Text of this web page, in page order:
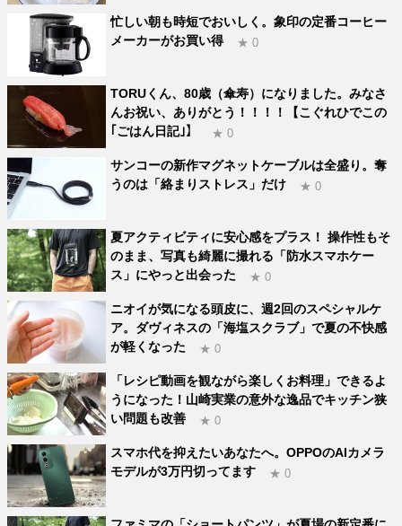
忙しい朝も時短でおいしく。象印の定番コーヒー
メーカーがお買い得
★ 0
TORUくん、80歳（傘寿）になりました。みなさ
んお祝い、ありがとう！！！！【こぐれひでこの
｢ごはん日記｣】
★ 0
サンコーの新作マグネットケーブルは全盛り。奪
うのは「絡まりストレス」だけ
★ 0
夏アクティビティに安心感をプラス！ 操作性もそ
のまま、写真も綺麗に撮れる「防水スマホケー
ス」にやっと出会った
★ 0
ニオイが気になる頭皮に、週2回のスペシャルケ
ア。ダヴィネスの「海塩スクラブ」で夏の不快感
が軽くなった
★ 0
「レシピ動画を観ながら楽しくお料理」できるよ
うになった！山崎実業の意外な逸品でキッチン狭
い問題も改善
★ 0
スマホ代を抑えたいあなたへ。OPPOのAIカメラ
モデルが3万円切ってます
★ 0